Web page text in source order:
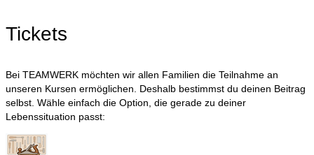
Tickets
Bei TEAMWERK möchten wir allen Familien die Teilnahme an
unseren Kursen ermöglichen. Deshalb bestimmst du deinen Beitrag
selbst. Wähle einfach die Option, die gerade zu deiner
Lebenssituation passt: